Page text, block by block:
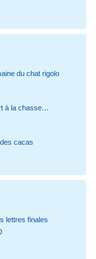
du chat rigolo
à la chasse…
cacas
lettres finales